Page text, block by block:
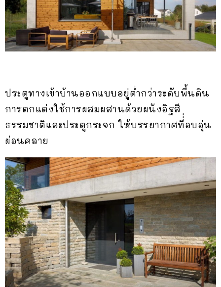
ประตูทางเข้าบ้านออกแบบอยู่ต่ำกว่าระดับพื้นดิน
การตกแต่งใช้การผสมผสานด้วยผนังอิฐสี
ธรรมชาติและประตูกระจก ให้บรรยากาศที่่อบอุ่น
ผ่อนคลาย